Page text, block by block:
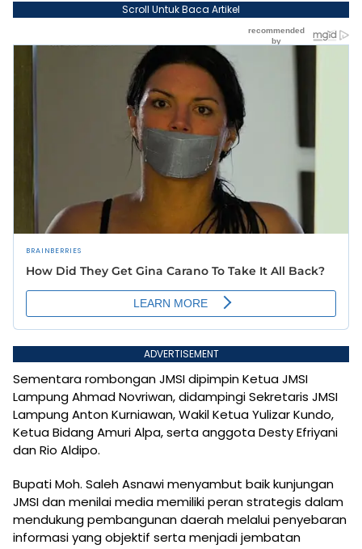
Scroll Untuk Baca Artikel
ADVERTISEMENT
Sementara rombongan JMSI dipimpin Ketua JMSI
Lampung Ahmad Novriwan, didampingi Sekretaris JMSI
Lampung Anton Kurniawan, Wakil Ketua Yulizar Kundo,
Ketua Bidang Amuri Alpa, serta anggota Desty Efriyani
dan Rio Aldipo.
Bupati Moh. Saleh Asnawi menyambut baik kunjungan
JMSI dan menilai media memiliki peran strategis dalam
mendukung pembangunan daerah melalui penyebaran
informasi yang objektif serta menjadi jembatan